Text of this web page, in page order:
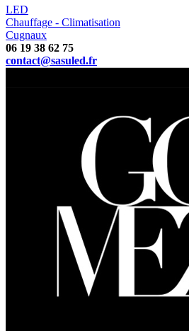
LED
Chauffage - Climatisation
Cugnaux
06 19 38 62 75
contact@sasuled.fr